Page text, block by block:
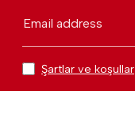
Email address
Şartlar ve koşullar